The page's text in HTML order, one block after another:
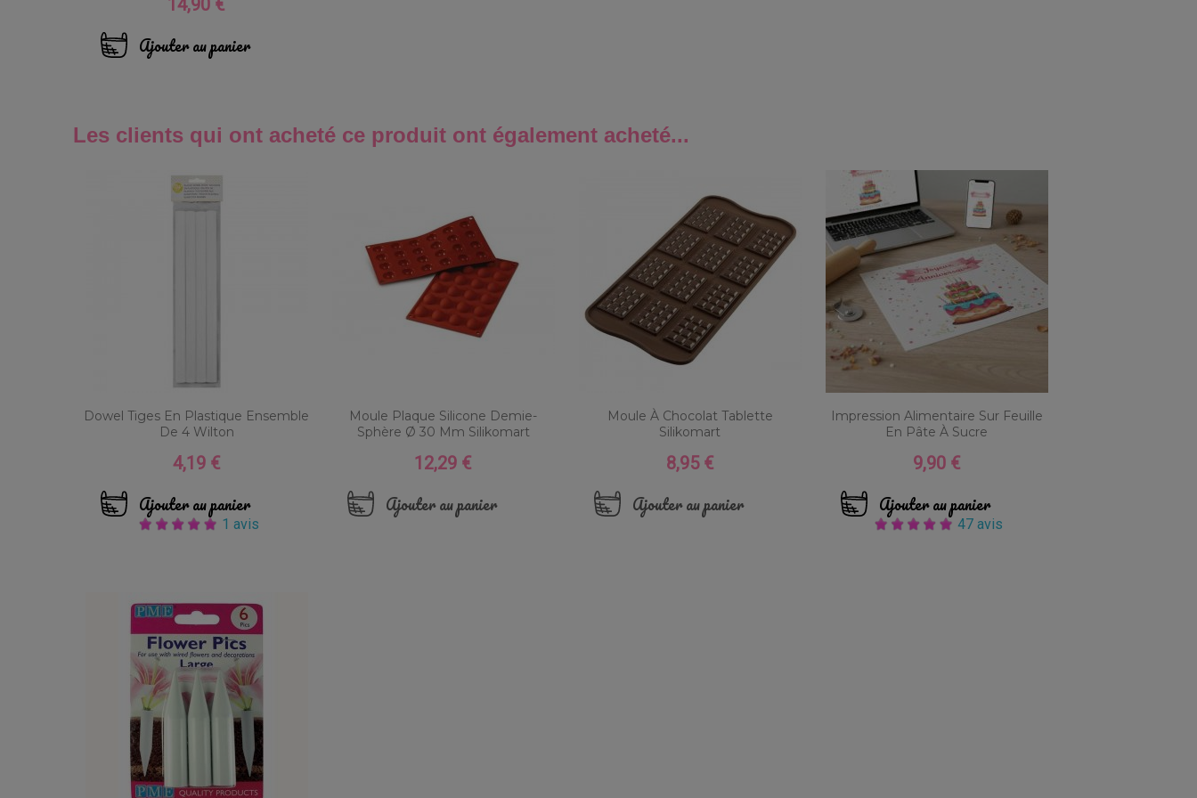
14,90 €
Ajouter au panier
Les clients qui ont acheté ce produit ont également acheté...
Dowel Tiges En Plastique Ensemble
De 4 Wilton
Prix
4,19 €
Ajouter au panier
1 avis
Moule Plaque Silicone Demie-
Sphère Ø 30 Mm Silikomart
Prix
12,29 €
Ajouter au panier
Moule À Chocolat Tablette
Silikomart
Prix
8,95 €
Ajouter au panier
Impression Alimentaire Sur Feuille
En Pâte À Sucre
Prix
9,90 €
Ajouter au panier
47 avis